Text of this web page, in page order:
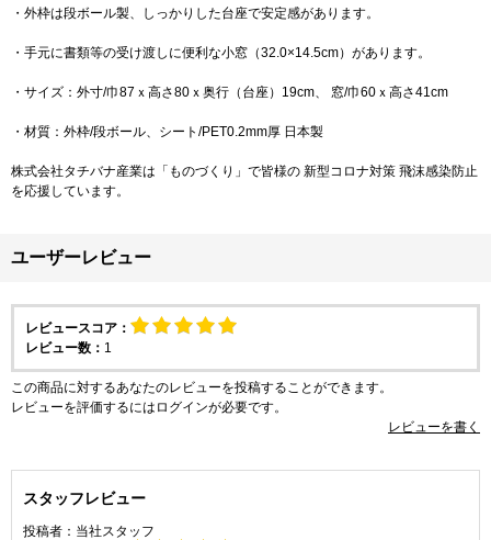
・外枠は段ボール製、しっかりした台座で安定感があります。
・手元に書類等の受け渡しに便利な小窓（32.0×14.5cm）があります。
・サイズ：外寸/巾87ｘ高さ80ｘ奥行（台座）19cm、 窓/巾60ｘ高さ41cm
・材質：外枠/段ボール、シート/PET0.2mm厚 日本製
株式会社タチバナ産業は「ものづくり」で皆様の 新型コロナ対策 飛沫感染防止
を応援しています。
ユーザーレビュー
レビュースコア：
レビュー数： 1
この商品に対するあなたのレビューを投稿することができます。
レビューを評価するには ログインが必要です。
レビューを書く
スタッフレビュー
投稿者： 当社スタッフ